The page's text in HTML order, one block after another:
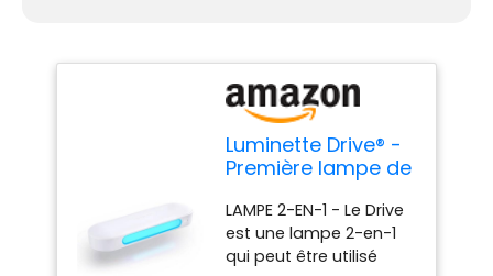
Luminette Drive® -
Première lampe de
en-1 - Profitez des
bienfaits de la
luminothérapie
LAMPE 2-EN-1 - Le Drive
est une lampe 2-en-1
qui peut être utilisé